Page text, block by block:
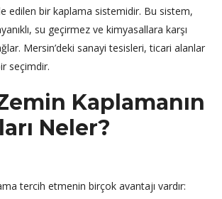
edilen bir kaplama sistemidir. Bu sistem,
su geçirmez ve kimyasallara karşı
Mersin’deki sanayi tesisleri, ticari alanlar
seçimdir.
Kaplamanın
Neler?
tercih etmenin birçok avantajı vardır: